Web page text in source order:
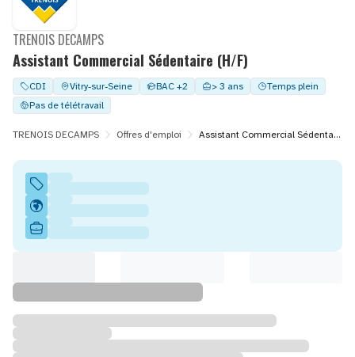
Assistant Commercial Sédentaire (H/F)
TRENOIS DECAMPS
CDI Vitry-sur-Seine BAC +2 > 3 ans
Temps plein
Pas de télétravail
TRENOIS DECAMPS Offres d'emploi Assistant Commercial Sédentaire (H/F)